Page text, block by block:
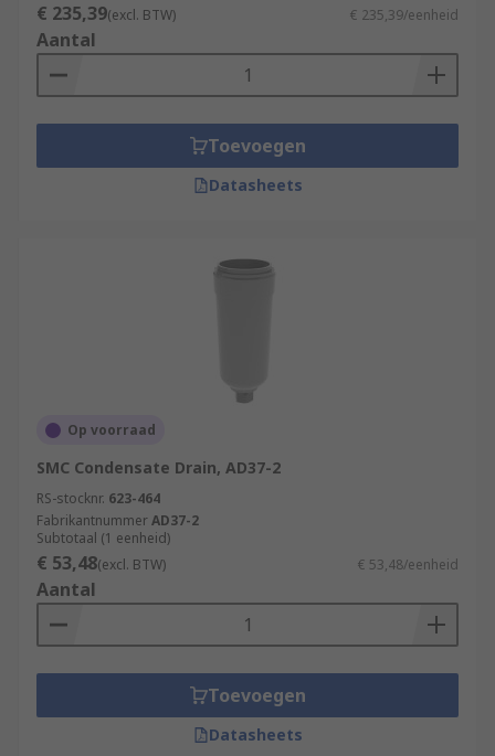
€ 235,39(excl. BTW) € 235,39/eenheid
Aantal
Toevoegen
Datasheets
Op voorraad
SMC Condensate Drain, AD37-2
RS-stocknr. 623-464
FabrikantnummerAD37-2
Subtotaal (1 eenheid)
€ 53,48(excl. BTW) € 53,48/eenheid
Aantal
Toevoegen
Datasheets